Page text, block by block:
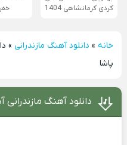
کردی کرمانشاهی 1404
خفن
خانه» دانلود آهنگ مازندرانی»
پاشا
دانلود آهنگ مازندرانی